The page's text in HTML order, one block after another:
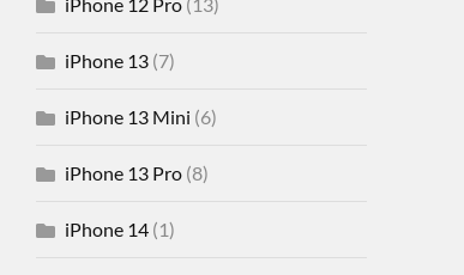
iPhone 13(7)
iPhone 13 Mini (6)
iPhone 13 Pro(8)
iPhone 14(1)